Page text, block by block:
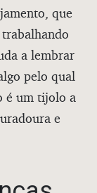
que
a lembrar
pelo qual
é um tijolo a
e